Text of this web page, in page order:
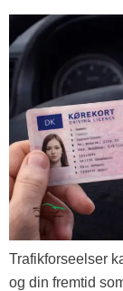
Trafikforseelser
og din fremtid